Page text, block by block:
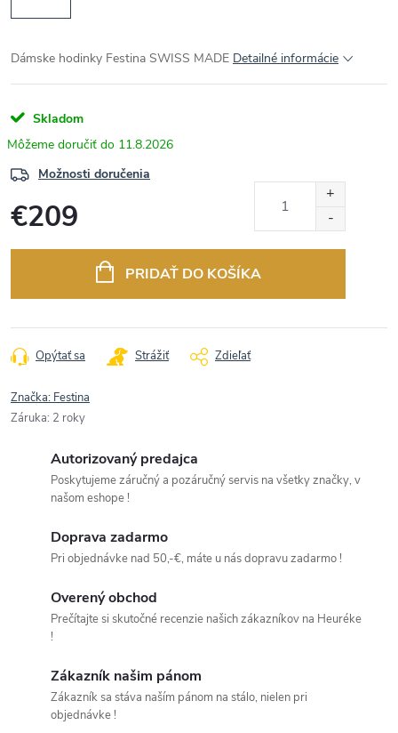
Dámske hodinky Festina SWISS MADE Detailné informácie
Skladom
11.8.2026
Možnosti doručenia
€209
PRIDAŤ DO KOŠÍKA
Opýtať sa Strážiť Zdieľať
Značka: Festina
Záruka: 2 roky
Autorizovaný predajca
Poskytujeme záručný a pozáručný servis na všetky značky, v
našom eshope !
Doprava zadarmo
Pri objednávke nad 50,-€, máte u nás dopravu zadarmo !
Overený obchod
Prečítajte si skutočné recenzie našich zákazníkov na Heuréke
!
Zákazník našim pánom
Zákazník sa stáva naším pánom na stálo, nielen pri
objednávke !